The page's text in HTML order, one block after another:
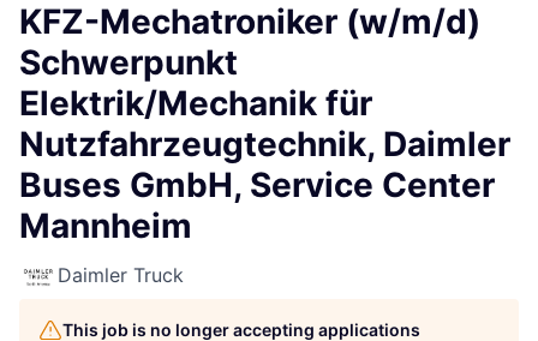
KFZ-Mechatroniker (w/m/d)
Schwerpunkt
Elektrik/Mechanik für
Nutzfahrzeugtechnik, Daimler
Buses GmbH, Service Center
Mannheim
Daimler Truck
This job is no longer accepting applications